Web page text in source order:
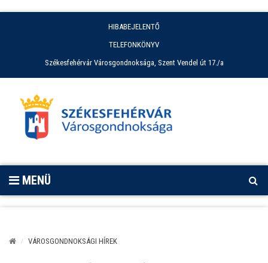
HIBABEJELENTŐ
TELEFONKÖNYV
Székesfehérvár Városgondnoksága, Szent Vendel út 17./a
MENÜ
VÁROSGONDNOKSÁGI HÍREK